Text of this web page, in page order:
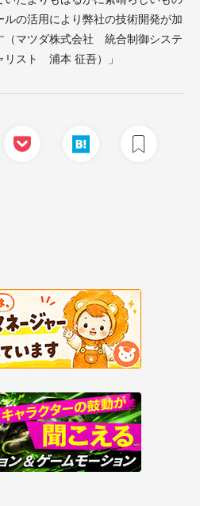
の活用により弊社の技術開発が加
（マツダ株式会社 統合制御システ
スト 浦本 征吾）」